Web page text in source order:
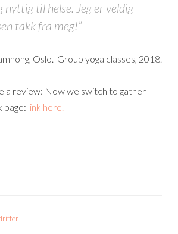
nyttig til helse. Jeg er veldig
takk fra meg!”
Oslo. Group yoga classes, 2018.
a review: Now we switch to gather
page: link here.